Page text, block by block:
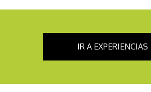
IR A EXPERIENCIAS